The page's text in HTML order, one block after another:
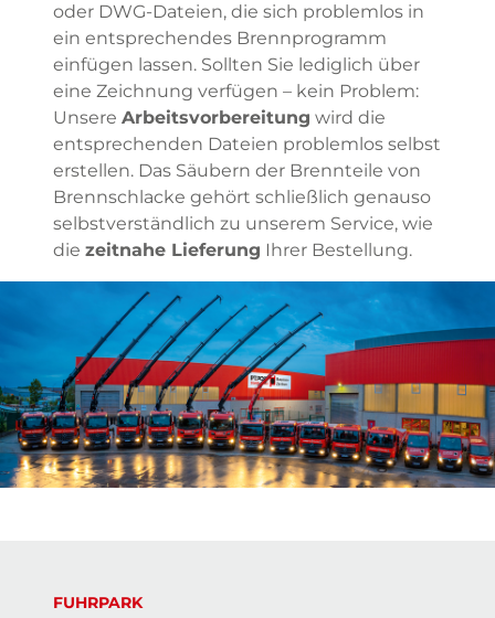
oder DWG-Dateien, die sich problemlos in
ein entsprechendes Brennprogramm
einfügen lassen. Sollten Sie lediglich über
eine Zeichnung verfügen – kein Problem:
Unsere Arbeitsvorbereitung wird die
entsprechenden Dateien problemlos selbst
erstellen. Das Säubern der Brennteile von
Brennschlacke gehört schließlich genauso
selbstverständlich zu unserem Service, wie
die zeitnahe Lieferung Ihrer Bestellung.
FUHRPARK